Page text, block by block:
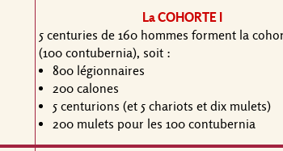
La COHORTE I
5 centuries de 160 hommes forment la
(100 contubernia), soit :
800 légionnaires
200 calones
5 centurions (et 5 chariots et dix mulets)
200 mulets pour les 100 contubernia